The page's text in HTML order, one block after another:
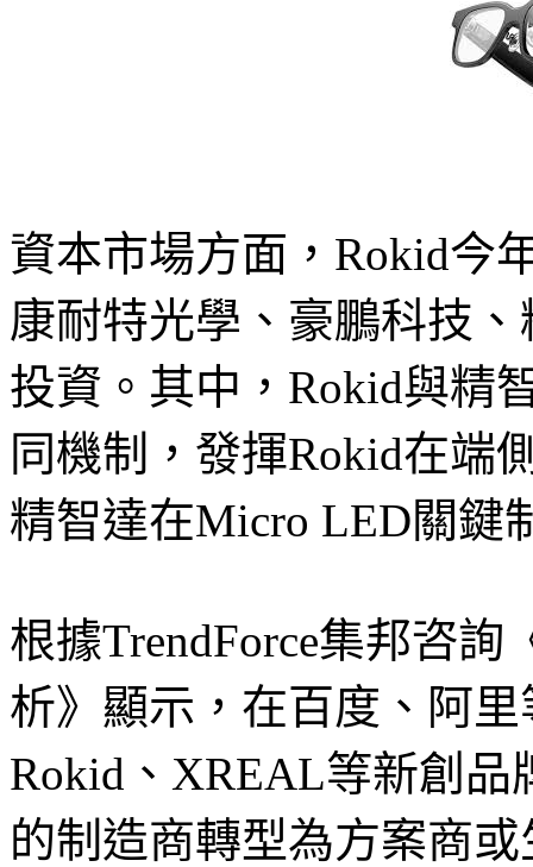
資本市場方面，Rokid今
康耐特光學、豪鵬科技
投資。其中，Rokid與精
同機制，發揮Rokid在端
精智達在Micro LED關鍵
根據TrendForce集邦咨
析》顯示，在百度、阿
Rokid、XREAL等新創
的制造商轉型為方案商